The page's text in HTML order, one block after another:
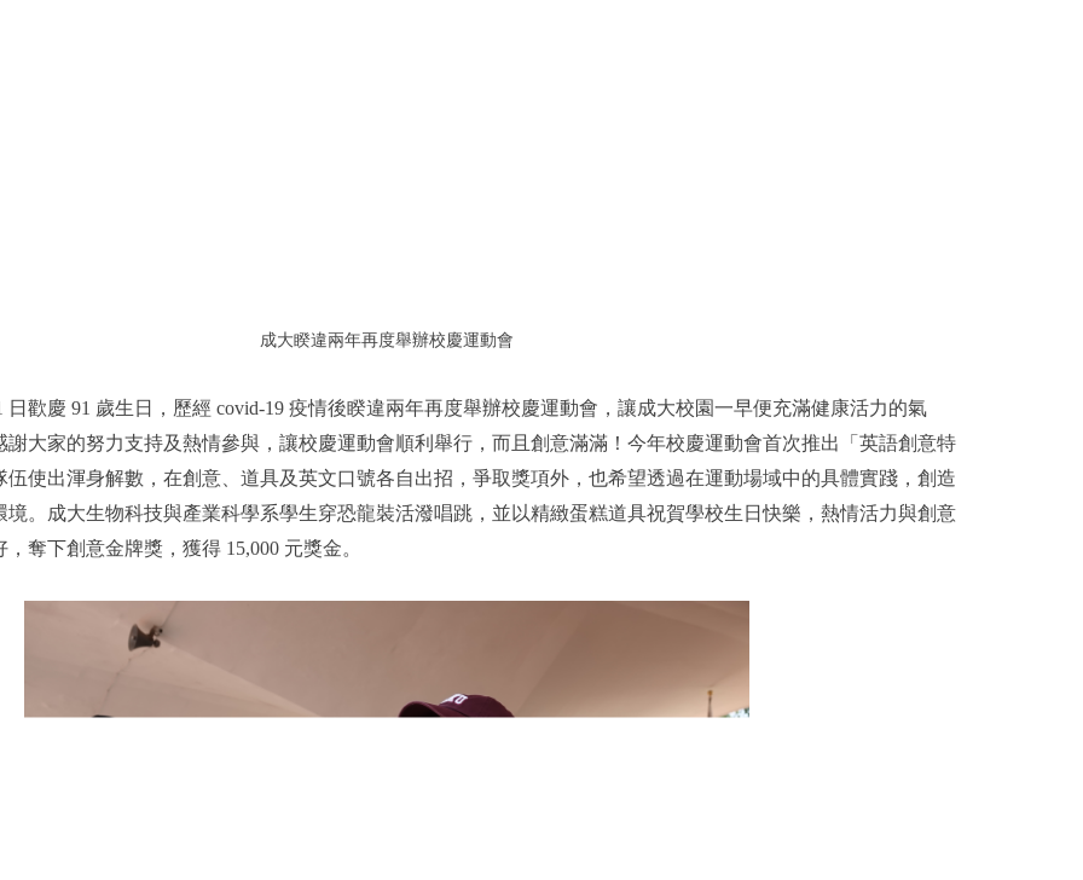
成大睽違兩年再度舉辦校慶運動會
日歡慶 91 歲生日，歷經 covid-19 疫情後睽違兩年再度舉辦校慶運動會，讓成大校園一早便充滿健康活力的氣
謝大家的努力支持及熱情參與，讓校慶運動會順利舉行，而且創意滿滿！今年校慶運動會首次推出「英語創意特
伍使出渾身解數，在創意、道具及英文口號各自出招，爭取獎項外，也希望透過在運動場域中的具體實踐，創造
境。成大生物科技與產業科學系學生穿恐龍裝活潑唱跳，並以精緻蛋糕道具祝賀學校生日快樂，熱情活力與創意
奪下創意金牌獎，獲得 15,000 元獎金。